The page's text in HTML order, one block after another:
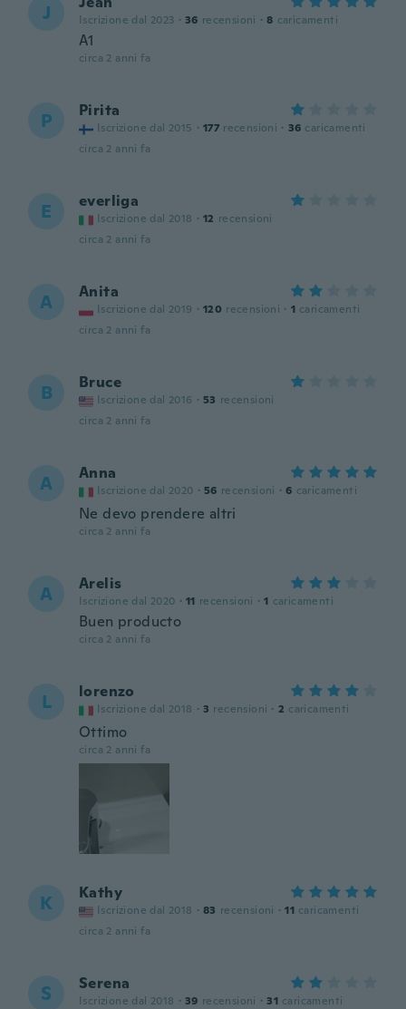
J Iscrizione dal 2023 · 36 recensioni · 8 caricamenti
A1
circa 2 anni fa
P Pirita
Iscrizione dal 2015 · 177 recensioni · 36 caricamenti
circa 2 anni fa
E everliga
Iscrizione dal 2018 · 12 recensioni
circa 2 anni fa
A Anita
Iscrizione dal 2019 · 120 recensioni · 1 caricamenti
circa 2 anni fa
B Bruce
Iscrizione dal 2016 · 53 recensioni
circa 2 anni fa
A Anna
Iscrizione dal 2020 · 56 recensioni · 6 caricamenti
Ne devo prendere altri
circa 2 anni fa
A Arelis
Iscrizione dal 2020 · 11 recensioni · 1 caricamenti
Buen producto
circa 2 anni fa
L lorenzo
Iscrizione dal 2018 · 3 recensioni · 2 caricamenti
Ottimo
circa 2 anni fa
K Kathy
Iscrizione dal 2018 · 83 recensioni · 11 caricamenti
circa 2 anni fa
S Serena
Iscrizione dal 2018 · 39 recensioni · 31 caricamenti